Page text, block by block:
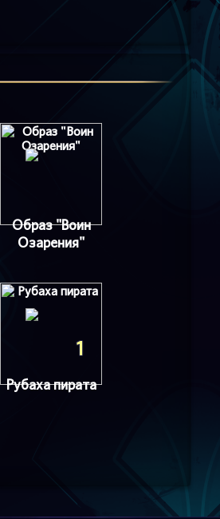
Образ "Воин
Озарения"
1
Рубаха пирата